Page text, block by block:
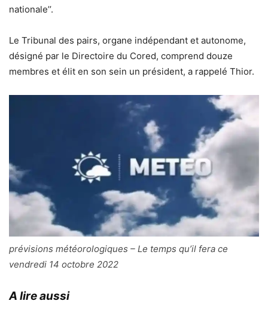
nationale’’.
Le Tribunal des pairs, organe indépendant et autonome,
désigné par le Directoire du Cored, comprend douze
membres et élit en son sein un président, a rappelé Thior.
prévisions météorologiques – Le temps qu’il fera ce
vendredi 14 octobre 2022
A lire aussi